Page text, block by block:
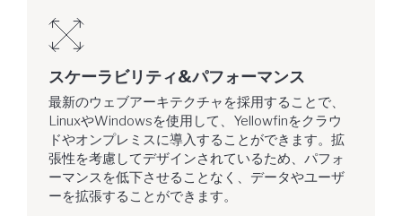
スケーラビリティ&パフォーマンス
最新のウェブアーキテクチャを採用することで、
LinuxやWindowsを使用して、Yellowfinをクラウ
ドやオンプレミスに導入することができます。拡
張性を考慮してデザインされているため、パフォ
ーマンスを低下させることなく、データやユーザ
ーを拡張することができます。